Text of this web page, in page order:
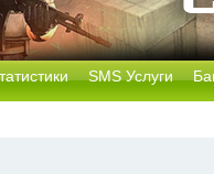
SMS Услуги